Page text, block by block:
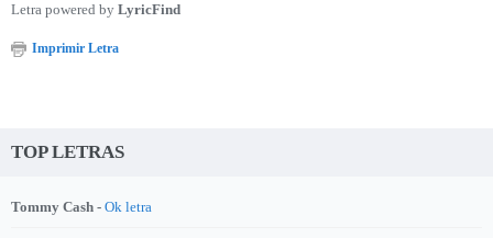
Letra powered by LyricFind
Imprimir Letra
TOP LETRAS
Tommy Cash - Ok letra